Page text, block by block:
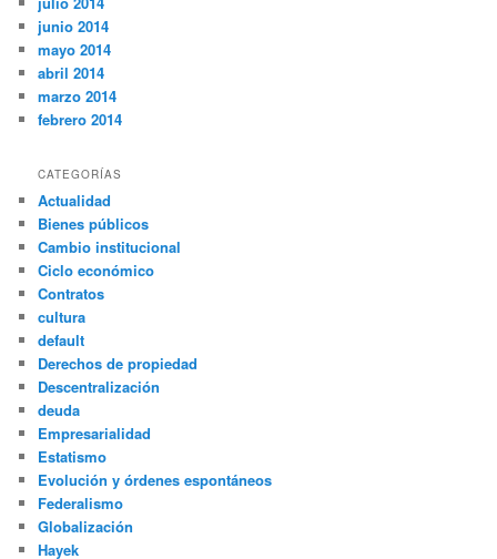
junio 2014
mayo 2014
abril 2014
marzo 2014
febrero 2014
CATEGORÍAS
Actualidad
Bienes públicos
Cambio institucional
Ciclo económico
Contratos
cultura
default
Derechos de propiedad
Descentralización
deuda
Empresarialidad
Estatismo
Evolución y órdenes espontáneos
Federalismo
Globalización
Hayek